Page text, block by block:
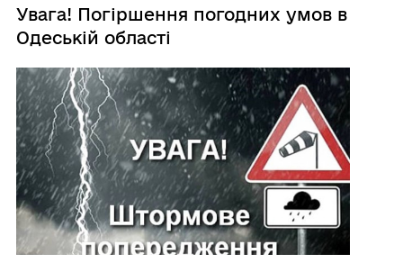
Увага! Погіршення погодних умов в
Одеській області